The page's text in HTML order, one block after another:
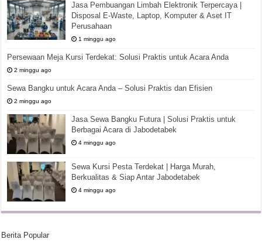
Jasa Pembuangan Limbah Elektronik Terpercaya |
Disposal E-Waste, Laptop, Komputer & Aset IT
Perusahaan
1 minggu ago
Persewaan Meja Kursi Terdekat: Solusi Praktis untuk Acara Anda
2 minggu ago
Sewa Bangku untuk Acara Anda – Solusi Praktis dan Efisien
2 minggu ago
Jasa Sewa Bangku Futura | Solusi Praktis untuk
Berbagai Acara di Jabodetabek
4 minggu ago
Sewa Kursi Pesta Terdekat | Harga Murah,
Berkualitas & Siap Antar Jabodetabek
4 minggu ago
Berita Popular